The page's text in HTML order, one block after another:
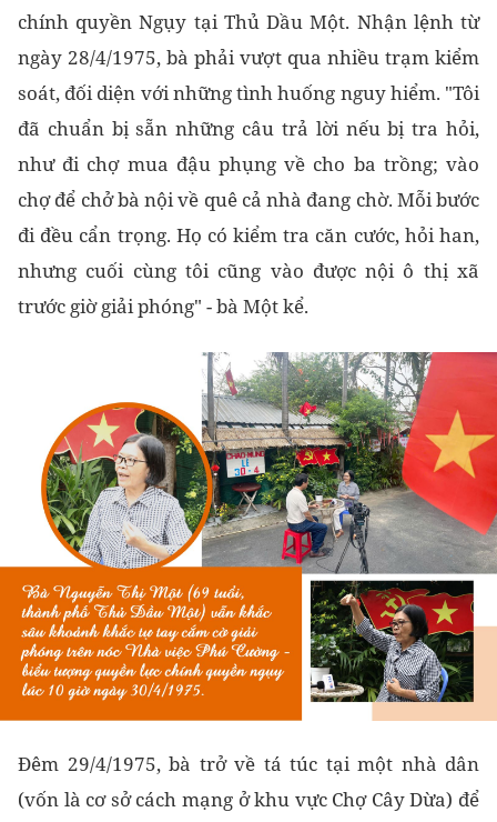
chính quyền Ngụy tại Thủ Dầu Một. Nhận lệnh từ
ngày 28/4/1975, bà phải vượt qua nhiều trạm kiểm
soát, đối diện với những tình huống nguy hiểm. "Tôi
đã chuẩn bị sẵn những câu trả lời nếu bị tra hỏi,
như đi chợ mua đậu phụng về cho ba trồng; vào
chợ để chở bà nội về quê cả nhà đang chờ. Mỗi bước
đi đều cẩn trọng. Họ có kiểm tra căn cước, hỏi han,
nhưng cuối cùng tôi cũng vào được nội ô thị xã
trước giờ giải phóng" - bà Một kể.
Đêm 29/4/1975, bà trở về tá túc tại một nhà dân
(vốn là cơ sở cách mạng ở khu vực Chợ Cây Dừa) để